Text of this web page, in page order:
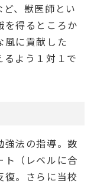
、獣医師とい
を得るところか
風に貢献した
よう１対１で
強法の指導。数
ト（レベルに合
復。さらに当校